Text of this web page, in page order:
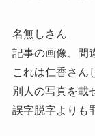
名無しさん
記事の画像、間
これは仁香さん
別人の写真を載
誤字脱字よりも